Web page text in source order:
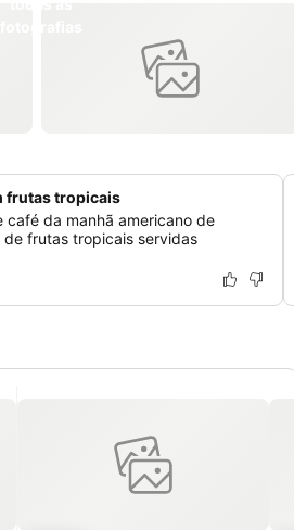
frutas tropicais
da manhã americano de
frutas tropicais servidas